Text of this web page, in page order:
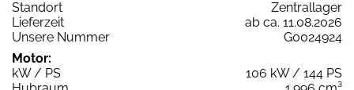
Standort
Zentrallager
Lieferzeit
ab ca. 11.08.2026
Unsere Nummer
G0024924
Motor:
kW / PS
106 kW / 144 PS